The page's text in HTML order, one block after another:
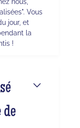
Vous
jour, et
la
!